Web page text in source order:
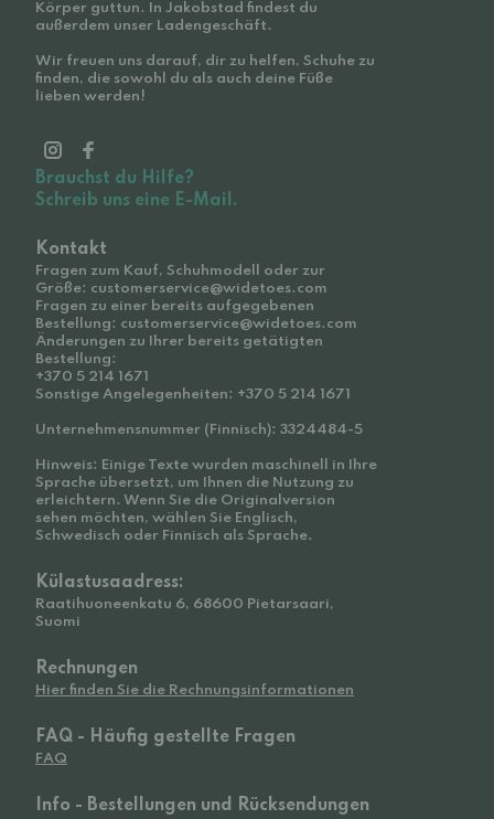
Körper guttun. In Jakobstad findest du
außerdem unser Ladengeschäft.
Wir freuen uns darauf, dir zu helfen, Schuhe zu
finden, die sowohl du als auch deine Füße
lieben werden!
Brauchst du Hilfe?
Schreib uns eine E-Mail.
Kontakt
Fragen zum Kauf, Schuhmodell oder zur
Größe: customerservice@widetoes.com
Fragen zu einer bereits aufgegebenen
Bestellung: customerservice@widetoes.com
Änderungen zu Ihrer bereits getätigten
Bestellung:
+370 5 214 1671
Sonstige Angelegenheiten: +370 5 214 1671
Unternehmensnummer (Finnisch): 3324484-5
Hinweis: Einige Texte wurden maschinell in Ihre
Sprache übersetzt, um Ihnen die Nutzung zu
erleichtern. Wenn Sie die Originalversion
sehen möchten, wählen Sie Englisch,
Schwedisch oder Finnisch als Sprache.
Külastusaadress:
Raatihuoneenkatu 6, 68600 Pietarsaari,
Suomi
Rechnungen
Hier finden Sie die Rechnungsinformationen
FAQ - Häufig gestellte Fragen
FAQ
Info - Bestellungen und Rücksendungen